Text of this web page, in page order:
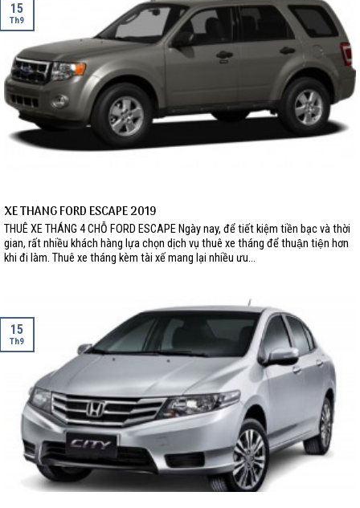
XE THÁNG FORD ESCAPE 2019
THUÊ XE THÁNG 4 CHỖ FORD ESCAPE Ngày nay, để tiết kiệm tiền bạc và thời
gian, rất nhiều khách hàng lựa chọn dịch vụ thuê xe tháng để thuận tiện hơn
khi đi làm. Thuê xe tháng kèm tài xế mang lại nhiều ưu...
15
Th9
15
Th9